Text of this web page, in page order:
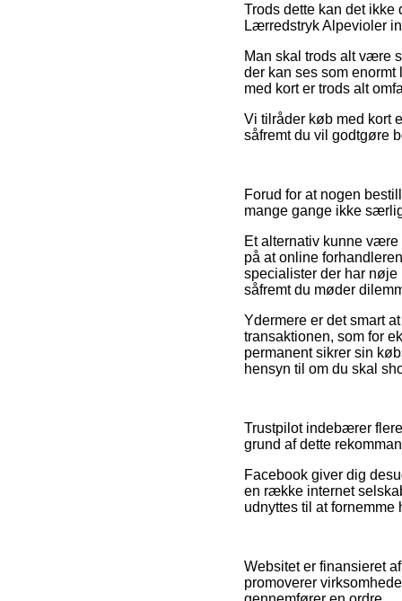
Trods dette kan det
Lærredstryk Alpevioler
Man skal trods alt være
der kan ses som
med kort er trods alt
Vi tilråder køb med kort
såfremt du vil godtgøre
Forud for at nogen
mange gange ikke
Et alternativ kunne
på at online
specialister der har
såfremt du møder
Ydermere er det smart
transaktionen, som for
permanent sikrer sin
hensyn til om du skal
Trustpilot indebærer
grund af dette
Facebook giver dig
en række internet
udnyttes til at fornemme
Websitet er finansieret
promoverer